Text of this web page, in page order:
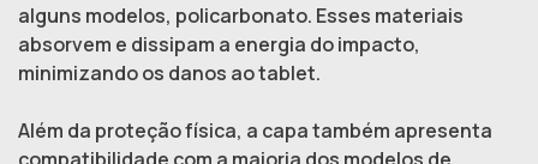
alguns modelos, policarbonato. Esses materiais
absorvem e dissipam a energia do impacto,
minimizando os danos ao tablet.
Além da proteção física, a capa também apresenta